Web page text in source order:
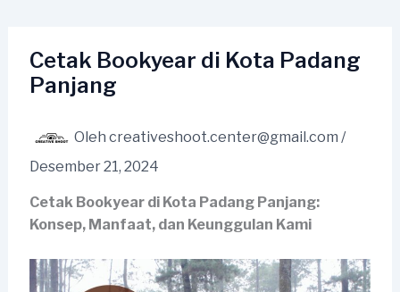
kontenCetak Bookyear di Kota Padang
Panjang
Oleh creativeshoot.center@gmail.com /
Desember 21, 2024
Cetak Bookyear di Kota Padang Panjang:
Konsep, Manfaat, dan Keunggulan Kami